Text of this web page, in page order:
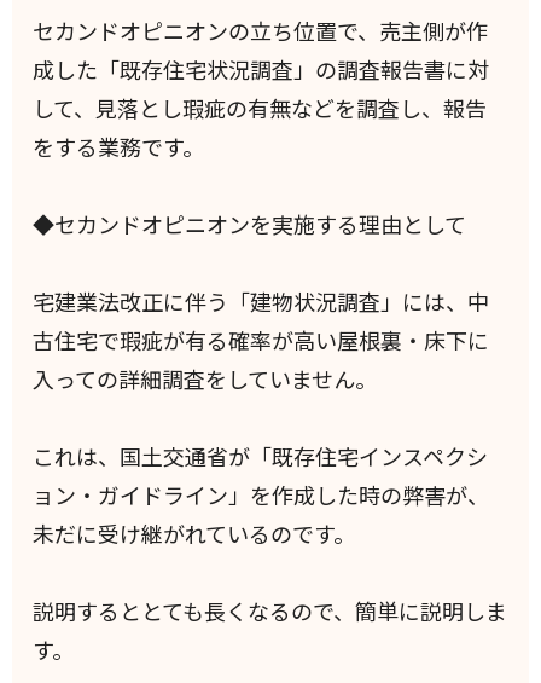
セカンドオピニオンの立ち位置で、売主側が作
成した「既存住宅状況調査」の調査報告書に対
して、見落とし瑕疵の有無などを調査し、報告
をする業務です。
◆セカンドオピニオンを実施する理由として
宅建業法改正に伴う「建物状況調査」には、中
古住宅で瑕疵が有る確率が高い屋根裏・床下に
入っての詳細調査をしていません。
これは、国土交通省が「既存住宅インスペクシ
ョン・ガイドライン」を作成した時の弊害が、
未だに受け継がれているのです。
説明するととても長くなるので、簡単に説明しま
す。